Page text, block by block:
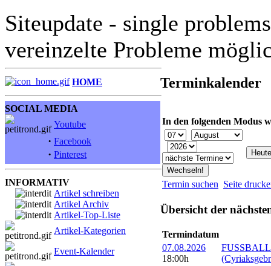
Siteupdate - single
vereinzelte Probleme
HOME
SOCIAL MEDIA
Youtube
· Facebook
· Pinterest
INFORMATIV
Artikel schreiben
Artikel Archiv
Artikel-Top-Liste
Artikel-Kategorien
Event-Kalender
Terminkalender
In den folgenden Modus
Termin suchen Seite
Übersicht der
Termindatum
07.08.2026
18:00h